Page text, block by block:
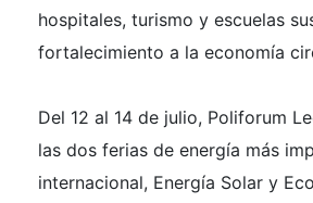
hospitales, turismo y escuelas
fortalecimiento a la economía
Del 12 al 14 de julio, Poliforum
las dos ferias de energía más
internacional, Energía Solar y